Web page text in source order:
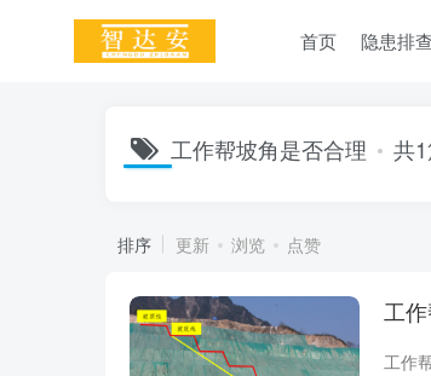
首页 隐患排查
工作帮坡角是否合理 共
排序 更新 浏览 点赞
工